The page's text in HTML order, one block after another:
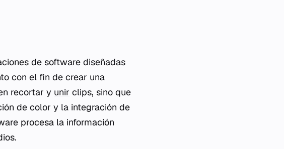
de software diseñadas
con el fin de crear una
recortar y unir clips, sino que
de color y la integración de
procesa la información